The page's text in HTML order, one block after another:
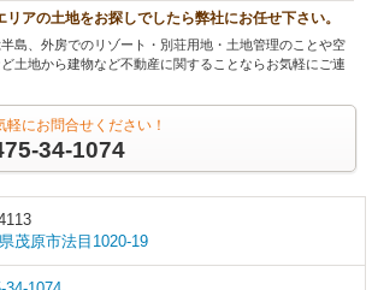
リアの土地をお探しでしたら弊社にお任せ下さい。
島、外房でのリゾート・別荘用地・土地管理のことや空
土地から建物など不動産に関することならお気軽にご連
軽にお問合せください！
34-1074
茂原市法目1020-19